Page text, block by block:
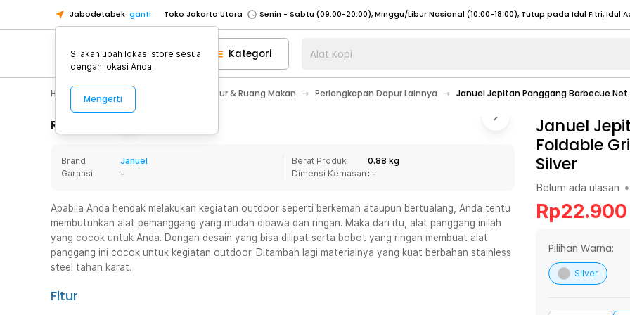
Jabodetabek ganti Toko Jakarta Utara
Toko Tangerang
Toko Cikupa
Pick n Go Jakarta Barat
Senin - Jumat (07:00 - 20:00), Sabtu - Minggu (08:00 - 20:00), Tutup pada Idul Fitri
Pick n Go Bekasi
Senin - Jumat (08:00 - 20:00), Sabtu - Minggu/ Libur Nasional (08:00 - 17:00) Selengkapnya
Senin - Jumat (08:00 - 20:00), Sabtu - Minggu/ Libur Nasional (08:00 - 17:00) Selengkapnya
Senin - Sabtu (09:00-20:00), Minggu/Libur Nasional (12:00-20:00), Tutup pada Idul Fitri
Senin - Sabtu (09:00-20:00), Minggu/Libur Nasional (12:00-20:00), Tutup pada Idul Fitri
Toko Tangerang
Toko Cikupa
Pick n Go Jakarta Barat
Senin - Jumat (07:00 - 20:00), Sabtu - Minggu (08:00 - 20:00), Tutup pada Idul Fitri
Senin - Jumat (08:00 - 20:00), Sabtu - Minggu/ Libur Nasional (08:00 - 17:00) Selengkapnya
Kategori Alat Kopi
Home Appliance Perlengkapan Dapur & Ruang Makan Perlengkapan Dapur Lainnya Januel Jepitan Panggang Barbecue
Rincian Produk
Brand
Januel
Garansi
-
Berat Produk
0.88 kg
Dimensi Kemasan : -
Apabila Anda hendak melakukan kegiatan outdoor seperti berkemah ataupun bertualang, Anda tentu
membutuhkan alat pemanggang yang mudah dibawa dan ringan. Maka dari itu, alat panggang inilah
yang cocok untuk Anda. Dengan desain yang bisa dilipat serta bobot yang ringan membuat alat
panggang ini cocok untuk kegiatan outdoor. Ditambah lagi materialnya yang kuat berbahan stainless
steel tahan karat.
Fitur
Januel
Foldable
Silver
Belum ada ulasan •
Rp22.900
Pilihan Warna:
Silver
Silakan ubah lokasi store sesuai
dengan lokasi Anda.
Mengerti